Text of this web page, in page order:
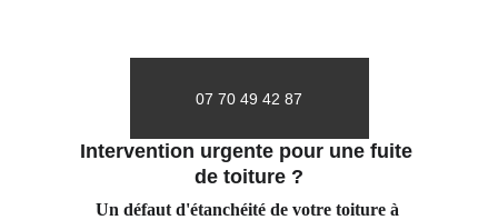
Intervention urgente pour une fuite
de toiture ?
Un défaut d'étanchéité de votre toiture à
07 70 49 42 87